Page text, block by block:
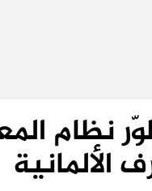
الألمانية